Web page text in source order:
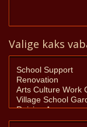
Valige kaks